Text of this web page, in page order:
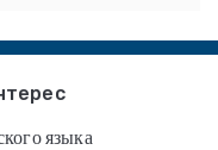
языка